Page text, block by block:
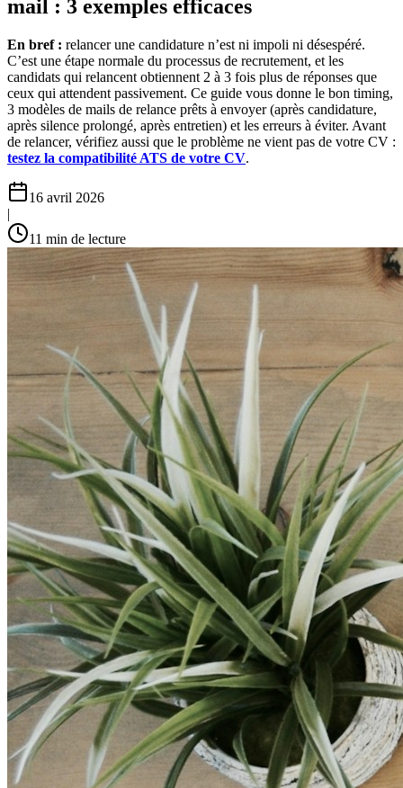
mail : 3 exemples efficaces
En bref : relancer une candidature n’est ni impoli ni désespéré.
C’est une étape normale du processus de recrutement, et les
candidats qui relancent obtiennent 2 à 3 fois plus de réponses que
ceux qui attendent passivement. Ce guide vous donne le bon timing,
3 modèles de mails de relance prêts à envoyer (après candidature,
après silence prolongé, après entretien) et les erreurs à éviter. Avant
de relancer, vérifiez aussi que le problème ne vient pas de votre CV :
testez la compatibilité ATS de votre CV.
16 avril 2026
|
11 min de lecture